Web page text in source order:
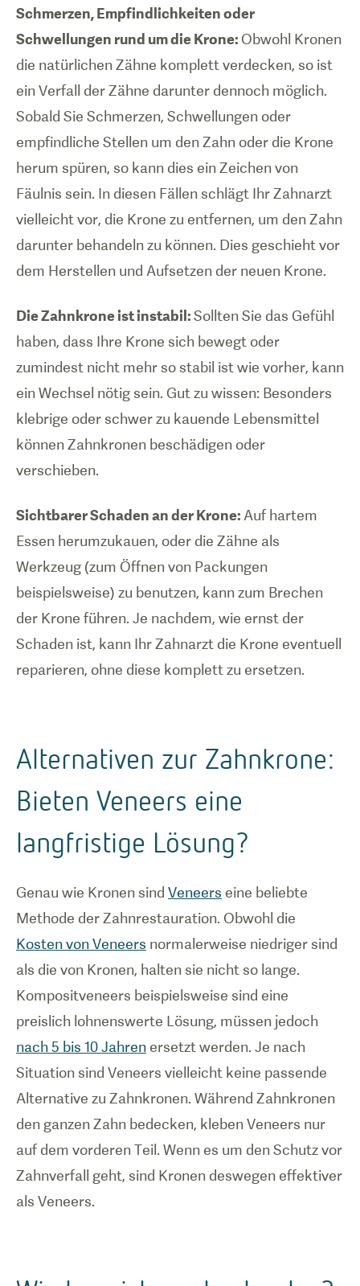
Schmerzen, Empfindlichkeiten oder
Schwellungen rund um die Krone: Obwohl Kronen
die natürlichen Zähne komplett verdecken, so ist
ein Verfall der Zähne darunter dennoch möglich.
Sobald Sie Schmerzen, Schwellungen oder
empfindliche Stellen um den Zahn oder die Krone
herum spüren, so kann dies ein Zeichen von
Fäulnis sein. In diesen Fällen schlägt Ihr Zahnarzt
vielleicht vor, die Krone zu entfernen, um den Zahn
darunter behandeln zu können. Dies geschieht vor
dem Herstellen und Aufsetzen der neuen Krone.
Die Zahnkrone ist instabil:Sollten Sie das Gefühl
haben, dass Ihre Krone sich bewegt oder
zumindest nicht mehr so stabil ist wie vorher, kann
ein Wechsel nötig sein. Gut zu wissen: Besonders
klebrige oder schwer zu kauende Lebensmittel
können Zahnkronen beschädigen oder
verschieben.
Sichtbarer Schaden an der Krone: Auf hartem
Essen herumzukauen, oder die Zähne als
Werkzeug (zum Öffnen von Packungen
beispielsweise) zu benutzen, kann zum Brechen
der Krone führen. Je nachdem, wie ernst der
Schaden ist, kann Ihr Zahnarzt die Krone eventuell
reparieren, ohne diese komplett zu ersetzen.
Alternativen zur Zahnkrone:
Bieten Veneers eine
langfristige Lösung?
Genau wie Kronen sind Veneers eine beliebte
Methode der Zahnrestauration. Obwohl die
Kosten von Veneers normalerweise niedriger sind
als die von Kronen, halten sie nicht so lange.
Kompositveneers beispielsweise sind eine
preislich lohnenswerte Lösung, müssen jedoch
nach 5 bis 10 Jahren ersetzt werden. Je nach
Situation sind Veneers vielleicht keine passende
Alternative zu Zahnkronen. Während Zahnkronen
den ganzen Zahn bedecken, kleben Veneers nur
auf dem vorderen Teil. Wenn es um den Schutz vor
Zahnverfall geht, sind Kronen deswegen effektiver
als Veneers.